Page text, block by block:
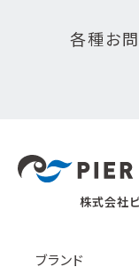
各種お
株式会社
ブランド